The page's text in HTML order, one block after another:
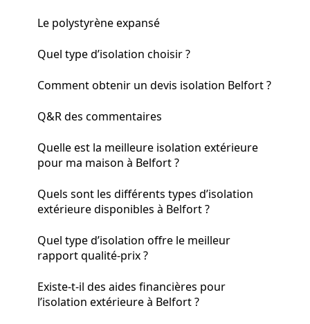
Le polystyrène expansé
Quel type d’isolation choisir ?
Comment obtenir un devis isolation Belfort ?
Q&R des commentaires
Quelle est la meilleure isolation extérieure
pour ma maison à Belfort ?
Quels sont les différents types d’isolation
extérieure disponibles à Belfort ?
Quel type d’isolation offre le meilleur
rapport qualité-prix ?
Existe-t-il des aides financières pour
l’isolation extérieure à Belfort ?